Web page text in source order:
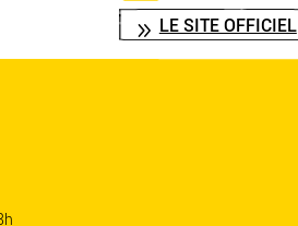
LE SITE OFFICIEL